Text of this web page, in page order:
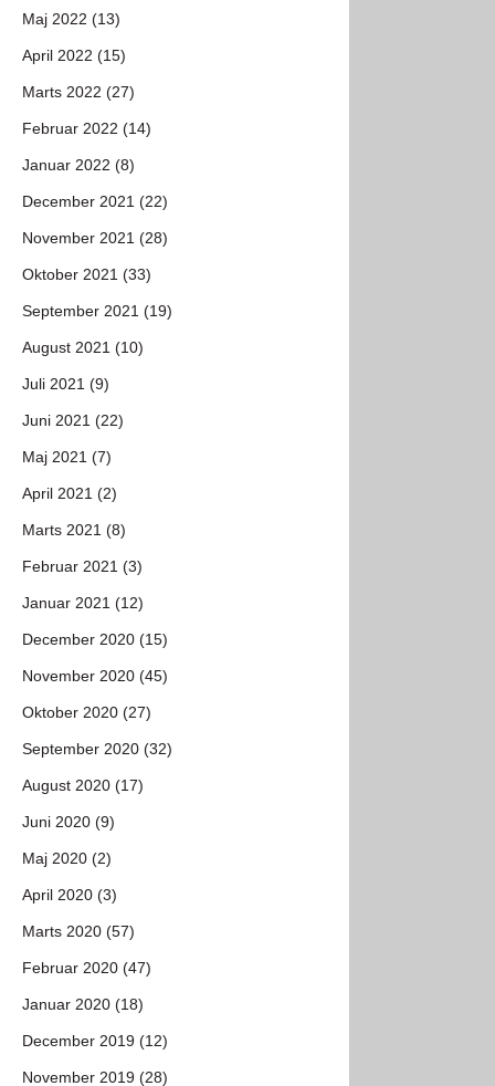
Maj 2022 (13)
April 2022 (15)
Marts 2022 (27)
Februar 2022 (14)
Januar 2022 (8)
December 2021 (22)
November 2021 (28)
Oktober 2021 (33)
September 2021 (19)
August 2021 (10)
Juli 2021 (9)
Juni 2021 (22)
Maj 2021 (7)
April 2021 (2)
Marts 2021 (8)
Februar 2021 (3)
Januar 2021 (12)
December 2020 (15)
November 2020 (45)
Oktober 2020 (27)
September 2020 (32)
August 2020 (17)
Juni 2020 (9)
Maj 2020 (2)
April 2020 (3)
Marts 2020 (57)
Februar 2020 (47)
Januar 2020 (18)
December 2019 (12)
November 2019 (28)